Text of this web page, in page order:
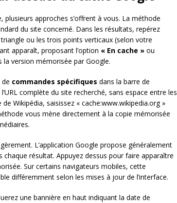
approches s’offrent à vous. La méthode
du site concerné. Dans les résultats, repérez
ou les trois points verticaux (selon votre
apparaît, proposant l’option « En cache » ou
version mémorisée par Google.
de commandes spécifiques dans la barre de
complète du site recherché, sans espace entre les
Wikipédia, saisissez « cache:www.wikipedia.org »
vous mène directement à la copie mémorisée
L’application Google propose généralement
résultat. Appuyez dessus pour faire apparaître
Sur certains navigateurs mobiles, cette
différemment selon les mises à jour de l’interface.
une bannière en haut indiquant la date de